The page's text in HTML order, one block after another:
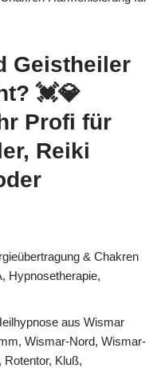
Geistheiler
💓️💎
Profi für
Reiki
& Chakren
Hypnosetherapie,
aus Wismar
Wismar-Nord, Wismar-
Kluß,